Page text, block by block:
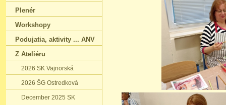
Plenér
Workshopy
Podujatia‚ aktivity ... ANV
Z Ateliéru
2026 SK Vajnorská
2026 ŠG Ostredková
December 2025 SK